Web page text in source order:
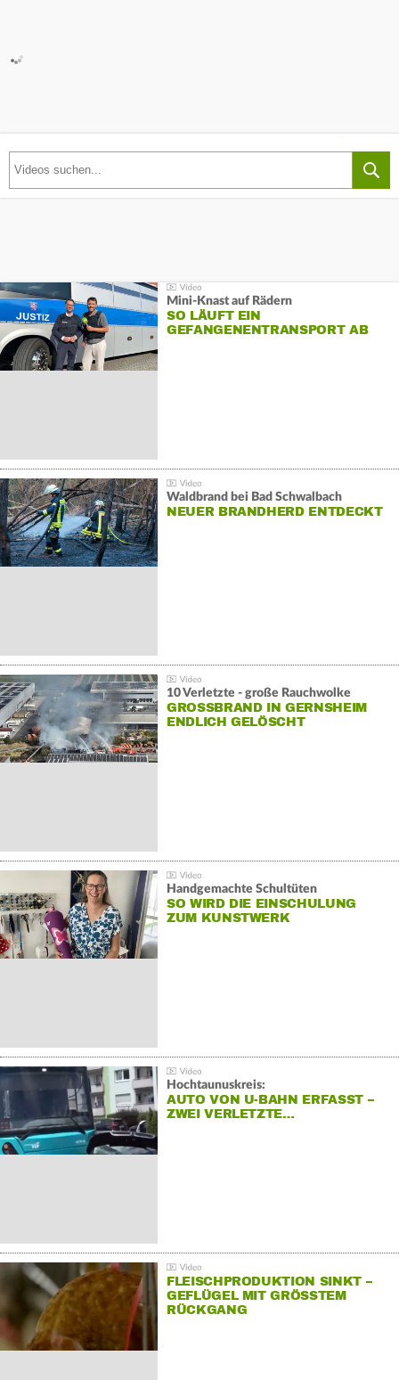
Mini-Knast auf Rädern
SO LÄUFT EIN
GEFANGENENTRANSPORT AB
Waldbrand bei Bad Schwalbach
NEUER BRANDHERD ENTDECKT
10 Verletzte - große Rauchwolke
GROSSBRAND IN GERNSHEIM E
NDLICH GELÖSCHT
Handgemachte Schultüten
SO WIRD DIE EINSCHULUNG
ZUM KUNSTWERK
Hochtaunuskreis:
AUTO VON U-BAHN ERFASST –
ZWEI VERLETZTE…
FLEISCHPRODUKTION SINKT –
GEFLÜGEL MIT GRÖSSTEM R
ÜCKGANG